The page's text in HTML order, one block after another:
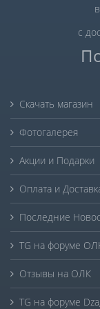
с
Скачать магазин
Фотогалерея
Акции и Подарки
Оплата и
Последние
TG на форуме
Отзывы на ОЛК
TG на форуме